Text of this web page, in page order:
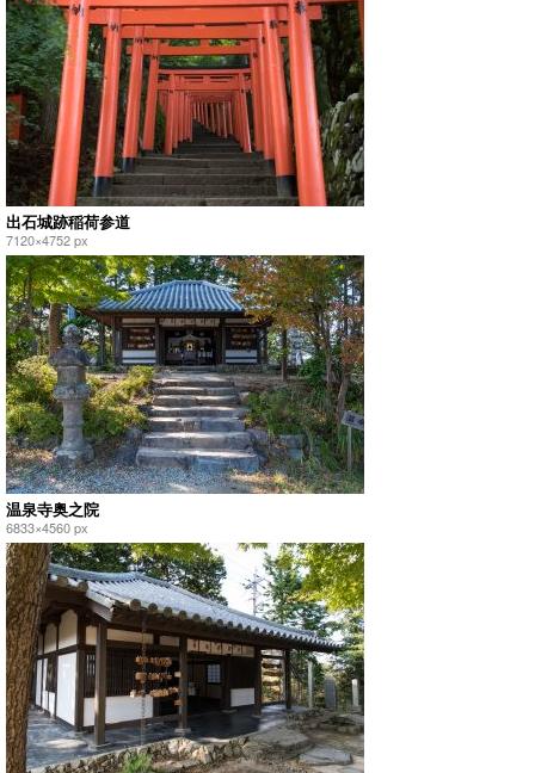
出石城跡稲荷参道
7120×4752 px
温泉寺奥之院
6833×4560 px